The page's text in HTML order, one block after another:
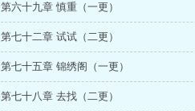
第六十九章 慎重（一更）
第七十二章 试试（二更）
第七十五章 锦绣阁（一更）
第七十八章 去找（二更）